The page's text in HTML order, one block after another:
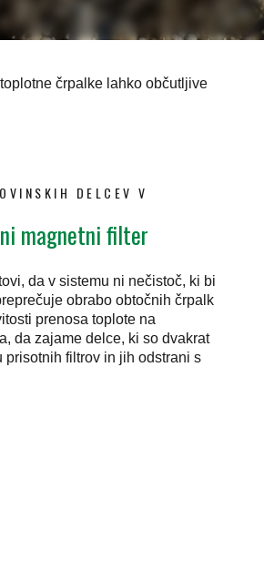
črpalke lahko občutljive
DELCEV V
magnetni filter
da v sistemu ni nečistoč, ki bi
obrabo obtočnih črpalk
prenosa toplote na
da zajame delce, ki so dvakrat
prisotnih filtrov in jih odstrani s